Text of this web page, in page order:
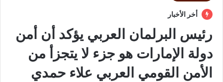
أخر الأخبار
رئيس البرلمان العربي يؤكد أن أمن
دولة الإمارات هو جزء لا يتجزأ من
الأمن القومي العربي علاء حمدي